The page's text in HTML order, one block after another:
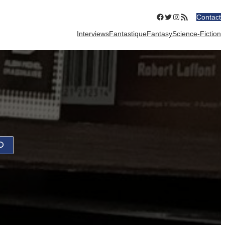
Facebook
Twitter
Instagram
Flux RSSContact
InterviewsFantastiqueFantasyScience-Fiction